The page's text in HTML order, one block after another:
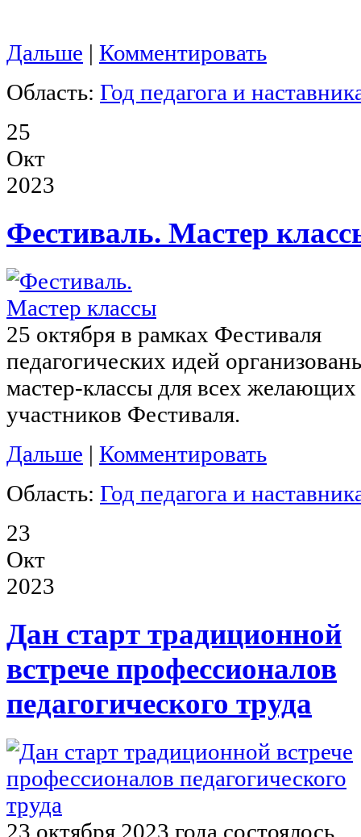
Дальше | Комментировать
Область: Год педагога и
25
Окт
2023
Фестиваль. Мастер
25 октября в рамках Фестиваля
педагогических идей
мастер-классы для всех
участников Фестиваля.
Дальше | Комментировать
Область: Год педагога и
23
Окт
2023
Дан старт традиционной
встрече профессионалов
педагогического труда
23 октября 2023 года состоялось